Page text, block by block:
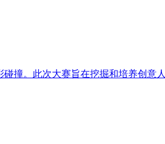
撞。此次大赛旨在挖掘和培养创意